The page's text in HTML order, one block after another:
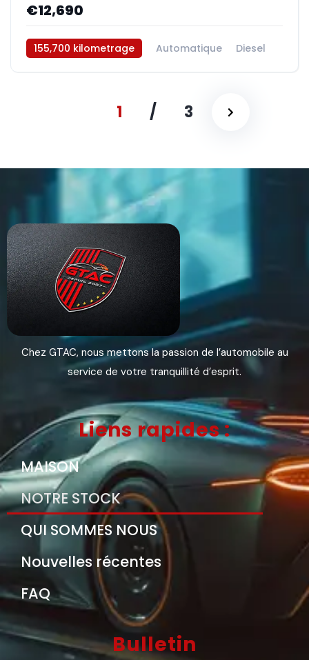
€12,690
155,700 kilometrage Automatique
Diesel
1 / 3
Chez GTAC, nous mettons la passion de l’automobile au
service de votre tranquillité d’esprit.
Liens rapides :
MAISON
NOTRE STOCK
QUI SOMMES NOUS
Nouvelles récentes
FAQ
Bulletin